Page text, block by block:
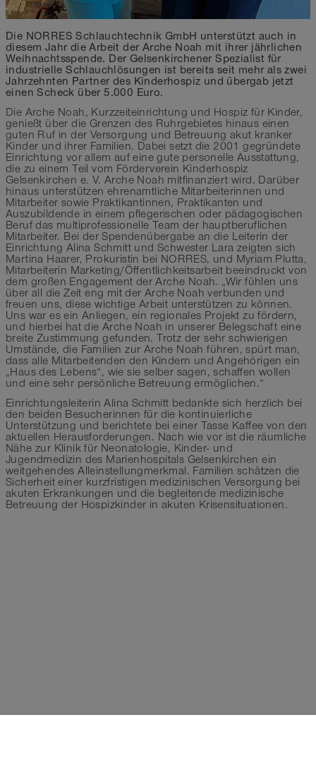
Die NORRES Schlauchtechnik GmbH unterstützt auch in
diesem Jahr die Arbeit der Arche Noah mit ihrer jährlichen
Weihnachtsspende. Der Gelsenkirchener Spezialist für
industrielle Schlauchlösungen ist bereits seit mehr als zwei
Jahrzehnten Partner des Kinderhospiz und übergab jetzt
einen Scheck über 5.000 Euro.
Die Arche Noah, Kurzzeiteinrichtung und Hospiz für Kinder,
genießt über die Grenzen des Ruhrgebietes hinaus einen
guten Ruf in der Versorgung und Betreuung akut kranker
Kinder und ihrer Familien. Dabei setzt die 2001 gegründete
Einrichtung vor allem auf eine gute personelle Ausstattung,
die zu einem Teil vom Förderverein Kinderhospiz
Gelsenkirchen e. V. Arche Noah mitfinanziert wird. Darüber
hinaus unterstützen ehrenamtliche Mitarbeiterinnen und
Mitarbeiter sowie Praktikantinnen, Praktikanten und
Auszubildende in einem pflegerischen oder pädagogischen
Beruf das multiprofessionelle Team der hauptberuflichen
Mitarbeiter. Bei der Spendenübergabe an die Leiterin der
Einrichtung Alina Schmitt und Schwester Lara zeigten sich
Martina Haarer, Prokuristin bei NORRES, und Myriam Plutta,
Mitarbeiterin Marketing/Öffentlichkeitsarbeit beeindruckt von
dem großen Engagement der Arche Noah. „Wir fühlen uns
über all die Zeit eng mit der Arche Noah verbunden und
freuen uns, diese wichtige Arbeit unterstützen zu können.
Uns war es ein Anliegen, ein regionales Projekt zu fördern,
und hierbei hat die Arche Noah in unserer Belegschaft eine
breite Zustimmung gefunden. Trotz der sehr schwierigen
Umstände, die Familien zur Arche Noah führen, spürt man,
dass alle Mitarbeitenden den Kindern und Angehörigen ein
„Haus des Lebens“, wie sie selber sagen, schaffen wollen
und eine sehr persönliche Betreuung ermöglichen.“
Einrichtungsleiterin Alina Schmitt bedankte sich herzlich bei
den beiden Besucherinnen für die kontinuierliche
Unterstützung und berichtete bei einer Tasse Kaffee von den
aktuellen Herausforderungen. Nach wie vor ist die räumliche
Nähe zur Klinik für Neonatologie, Kinder- und
Jugendmedizin des Marienhospitals Gelsenkirchen ein
weitgehendes Alleinstellungmerkmal. Familien schätzen die
Sicherheit einer kurzfristigen medizinischen Versorgung bei
akuten Erkrankungen und die begleitende medizinische
Betreuung der Hospizkinder in akuten Krisensituationen.